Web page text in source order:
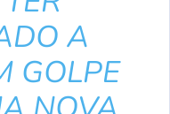
A
GOLPE